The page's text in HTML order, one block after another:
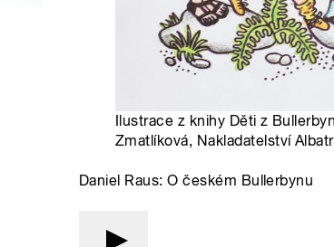
Ilustrace z knihy Děti z
Zmatlíková, Nakladatelství
Daniel Raus: O českém Bullerbynu